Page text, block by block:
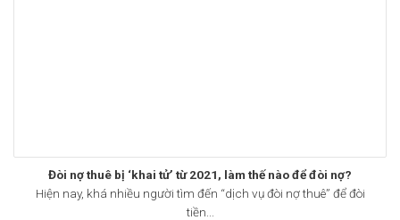
Đòi nợ thuê bị ‘khai tử’ từ 2021, làm thế nào để đòi nợ?
Hiện nay, khá nhiều người tìm đến “dịch vụ đòi nợ thuê” để đòi
tiền...